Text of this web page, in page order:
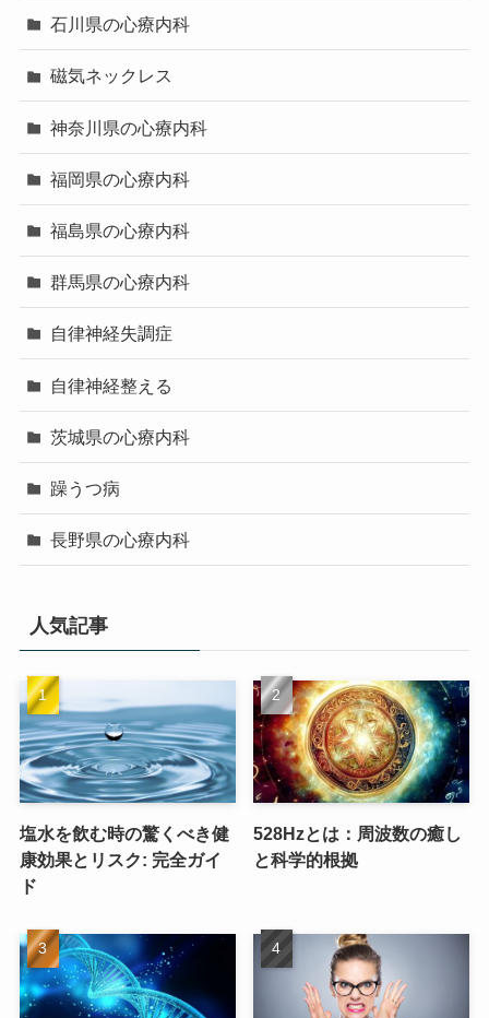
石川県の心療内科
磁気ネックレス
神奈川県の心療内科
福岡県の心療内科
福島県の心療内科
群馬県の心療内科
自律神経失調症
自律神経整える
茨城県の心療内科
躁うつ病
長野県の心療内科
人気記事
塩水を飲む時の驚くべき健
康効果とリスク: 完全ガイ
ド
528Hzとは：周波数の癒し
と科学的根拠